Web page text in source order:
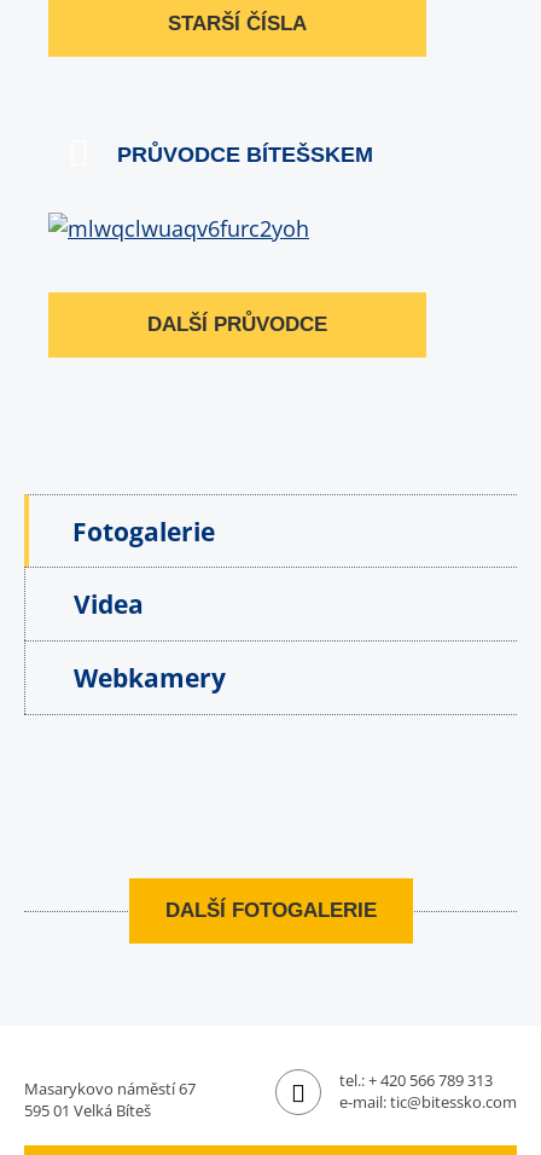
STARŠÍ ČÍSLA
PRŮVODCE BÍTEŠSKEM
DALŠÍ PRŮVODCE
Fotogalerie
Videa
Webkamery
DALŠÍ FOTOGALERIE
Masarykovo náměstí 67
595 01 Velká Bíteš
tel.:+ 420 566 789 313
e-mail:tic@bitessko.com